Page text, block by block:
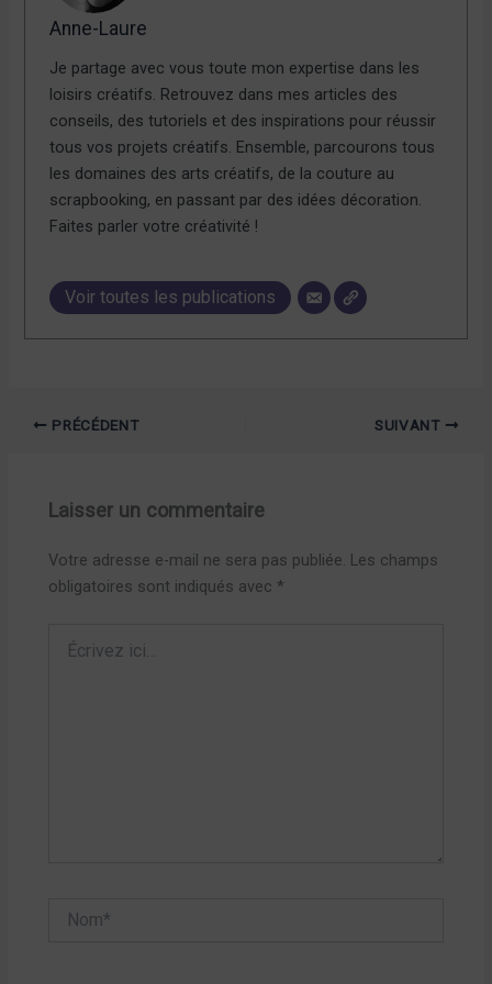
Anne-Laure
Je partage avec vous toute mon expertise dans les
loisirs créatifs. Retrouvez dans mes articles des
conseils, des tutoriels et des inspirations pour réussir
tous vos projets créatifs. Ensemble, parcourons tous
les domaines des arts créatifs, de la couture au
scrapbooking, en passant par des idées décoration.
Faites parler votre créativité !
Voir toutes les publications
PRÉCÉDENT SUIVANT
Laisser un commentaire
Votre adresse e-mail ne sera pas publiée. Les champs
obligatoires sont indiqués avec *
ici…